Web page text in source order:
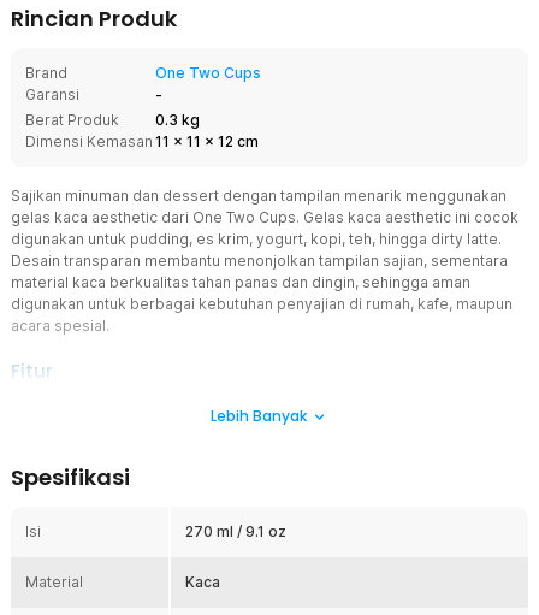
Rincian Produk
Brand
One Two Cups
Garansi
-
Berat Produk
0.3 kg
Dimensi Kemasan 11 x 11 x 12 cm
Sajikan minuman dan dessert dengan tampilan menarik menggunakan
gelas kaca aesthetic dari One Two Cups. Gelas kaca aesthetic ini cocok
digunakan untuk pudding, es krim, yogurt, kopi, teh, hingga dirty latte.
Desain transparan membantu menonjolkan tampilan sajian, sementara
material kaca berkualitas tahan panas dan dingin, sehingga aman
digunakan untuk berbagai kebutuhan penyajian di rumah, kafe, maupun
acara spesial.
Fitur
Sajikan Hidangan dengan Menawan
berlapis agar tampilan layer terlihat jelas dari luar. Membuat
Material Kualitas Terbaik
panas dan dingin. Aman digunakan untuk berbagai jenis hidangan
Lebih Banyak
Spesifikasi
Isi 270 ml / 9.1 oz
Material Kaca